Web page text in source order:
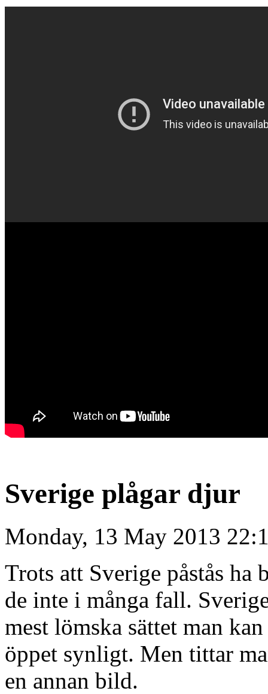
Sverige plågar djur
Monday, 13 May 2013
Trots att Sverige påstås ha
de inte i många fall.
mest lömska sättet man
öppet synligt. Men tittar
en annan bild.